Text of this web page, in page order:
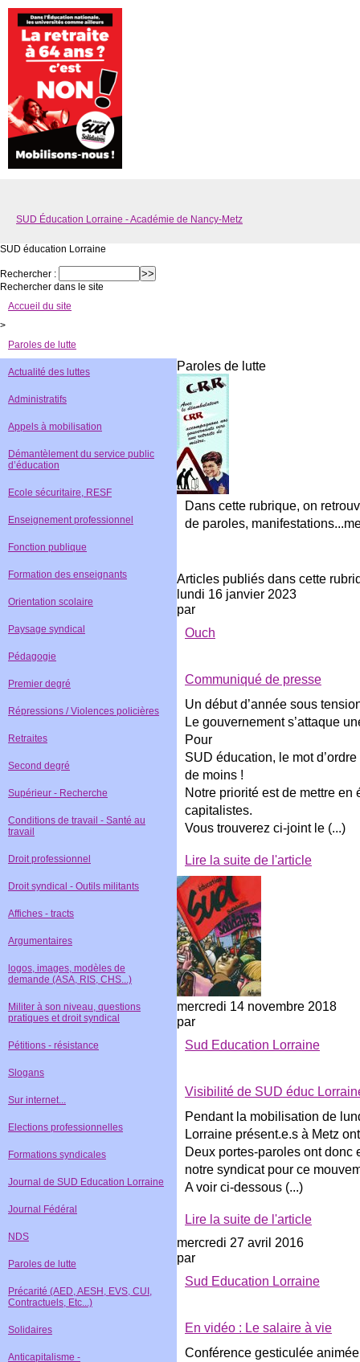
SUD Éducation Lorraine - Académie de Nancy-Metz
SUD éducation Lorraine
Rechercher :
Rechercher dans le site
Accueil du site
>
Paroles de lutte
Paroles de lutte
Dans cette rubrique, on
de paroles,
Articles publiés dans cette
lundi 16 janvier 2023
par
Ouch
Communiqué de presse
Un début d’année sous
Le gouvernement s’attaque
Pour
SUD éducation, le mot
de moins !
Notre priorité est de mettre
capitalistes.
Vous trouverez ci-joint le (...)
Lire la suite de l'article
mercredi 14 novembre 2018
par
Sud Education Lorraine
Visibilité de SUD éduc
Pendant la mobilisation de
Lorraine présent.e.s à Metz
Deux portes-paroles ont donc
notre syndicat pour ce
A voir ci-dessous (...)
Lire la suite de l'article
mercredi 27 avril 2016
par
Sud Education Lorraine
En vidéo : Le salaire à vie
Conférence gesticulée
Actualité des luttes
Administratifs
Appels à mobilisation
Démantèlement du service public
d’éducation
Ecole sécuritaire, RESF
Enseignement professionnel
Fonction publique
Formation des enseignants
Orientation scolaire
Paysage syndical
Pédagogie
Premier degré
Répressions / Violences policières
Retraites
Second degré
Supérieur - Recherche
Conditions de travail - Santé au
travail
Droit professionnel
Droit syndical - Outils militants
Affiches - tracts
Argumentaires
logos, images, modèles de
demande (ASA, RIS, CHS...)
Militer à son niveau, questions
pratiques et droit syndical
Pétitions - résistance
Slogans
Sur internet...
Elections professionnelles
Formations syndicales
Journal de SUD Education Lorraine
Journal Fédéral
NDS
Paroles de lutte
Précarité (AED, AESH, EVS, CUI,
Contractuels, Etc...)
Solidaires
Anticapitalisme -